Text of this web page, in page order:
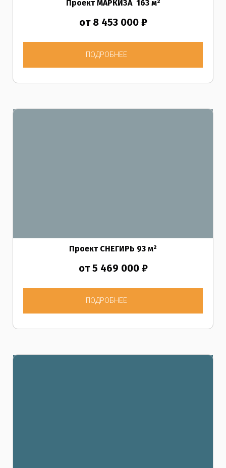
Проект МАРКИЗА 163 м²
от 8 453 000 ₽
ПОДРОБНЕЕ
Проект СНЕГИРЬ 93 м²
от 5 469 000 ₽
ПОДРОБНЕЕ